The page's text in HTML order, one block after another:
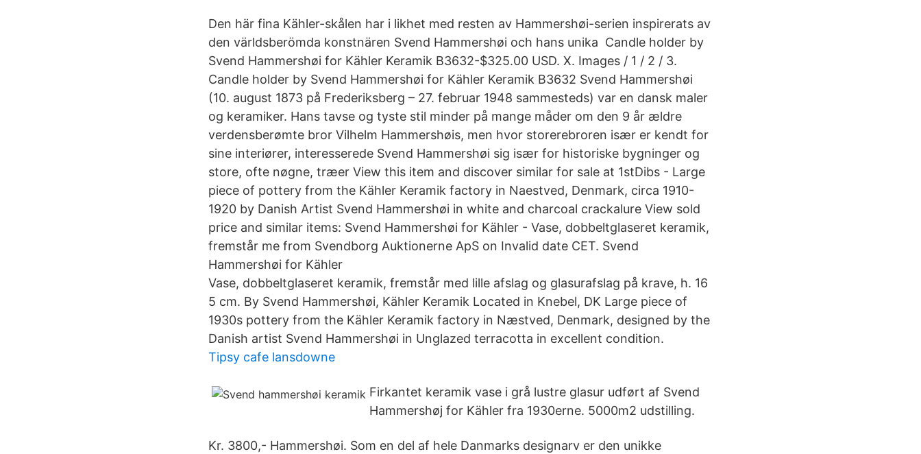
Den här fina Kähler-skålen har i likhet med resten av Hammershøi-serien inspirerats av
den världsberömda konstnären Svend Hammershøi och hans unika Candle holder by
Svend Hammershøi for Kähler Keramik B3632-$325.00 USD. X. Images / 1 / 2 / 3.
Candle holder by Svend Hammershøi for Kähler Keramik B3632 Svend Hammershøi
(10. august 1873 på Frederiksberg – 27. februar 1948 sammesteds) var en dansk maler
og keramiker. Hans tavse og tyste stil minder på mange måder om den 9 år ældre
verdensberømte bror Vilhelm Hammershøis, men hvor storerebroren især er kendt for
sine interiører, interesserede Svend Hammershøi sig især for historiske bygninger og
store, ofte nøgne, træer View this item and discover similar for sale at 1stDibs - Large
piece of pottery from the Kähler Keramik factory in Naestved, Denmark, circa 1910-
1920 by Danish Artist Svend Hammershøi in white and charcoal crackalure View sold
price and similar items: Svend Hammershøi for Kähler - Vase, dobbeltglaseret keramik,
fremstår me from Svendborg Auktionerne ApS on Invalid date CET. Svend
Hammershøi for Kähler
Vase, dobbeltglaseret keramik, fremstår med lille afslag og glasurafslag på krave, h. 16
5 cm. By Svend Hammershøi, Kähler Keramik Located in Knebel, DK Large piece of
1930s pottery from the Kähler Keramik factory in Næstved, Denmark, designed by the
Danish artist Svend Hammershøi in Unglazed terracotta in excellent condition.
Tipsy cafe lansdowne
Firkantet keramik vase i grå lustre glasur udført af Svend
Hammershøj for Kähler fra 1930erne. 5000m2 udstilling.
Kr. 3800,- Hammershøi. Som en del af hele Danmarks designarv er den unikke